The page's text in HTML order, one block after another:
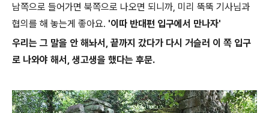
남쪽으로 들어가면 북쪽으로 나오면 되니까, 미리 뚝뚝 기사님과
협의를 해 놓는게 좋아요. '이따 반대편 입구에서 만나자'
우리는 그 말을 안 해놔서, 끝까지 갔다가 다시 거슬러 이 쪽 입구
로 나와야 해서, 생고생을 했다는 후문.